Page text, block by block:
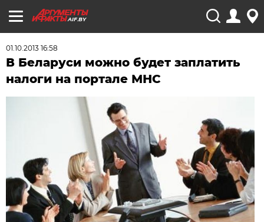
AIF.BY
01.10.2013 16:58
В Беларуси можно будет заплатить
налоги на портале МНС